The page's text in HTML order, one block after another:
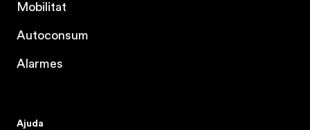
Mobilitat
Autoconsum
Alarmes
Ajuda